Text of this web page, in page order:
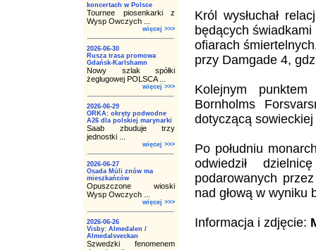
koncertach w Polsce
Tournee piosenkarki z
Wysp Owczych ...
więcej >>>
2026-06-30
Rusza trasa promowa
Gdańsk-Karlshamn
Nowy szlak spółki
żeglugowej POLSCA ...
więcej >>>
2026-06-29
ORKA: okręty podwodne
A26 dla polskiej marynarki
Saab zbuduje trzy
jednostki ...
więcej >>>
2026-06-27
Osada Múli znów ma
mieszkańców
Opuszczone wioski
Wysp Owczych ...
więcej >>>
2026-06-26
Visby: Almedalen /
Almedalsveckan
Szwedzki fenomenem
Król wysłuchał
będących
ofiarach
przy Damgade 4,
Kolejnym
Bornholms
dotyczącą
Po południu
odwiedził
podarowanych
nad głową w wyniku
Informacja i zdjęcie: